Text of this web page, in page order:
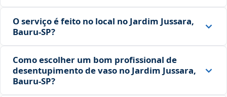
O serviço é feito no local no Jardim Jussara,
Bauru‑SP?
Como escolher um bom profissional de
desentupimento de vaso no Jardim Jussara,
Bauru‑SP?